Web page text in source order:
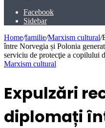
Facebook
Sidebar
Home/familie/Marxism cultural/
între Norvegia și Polonia
serviciu de protecţie a copilului
Marxism cultural
Expulzări
diplomați